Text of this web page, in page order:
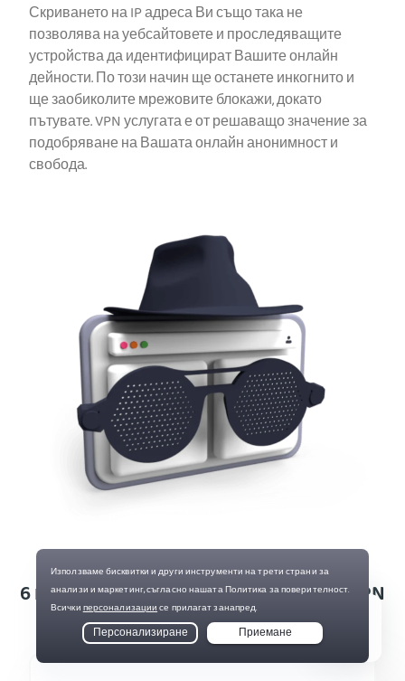
Скриването на IP адреса Ви също така не
позволява на уебсайтовете и проследяващите
устройства да идентифицират Вашите онлайн
дейности. По този начин ще останете инкогнито и
ще заобиколите мрежовите блокажи, докато
пътувате. VPN услугата е от решаващо значение за
подобряване на Вашата онлайн анонимност и
свобода.
6 предимства на използването на VPN